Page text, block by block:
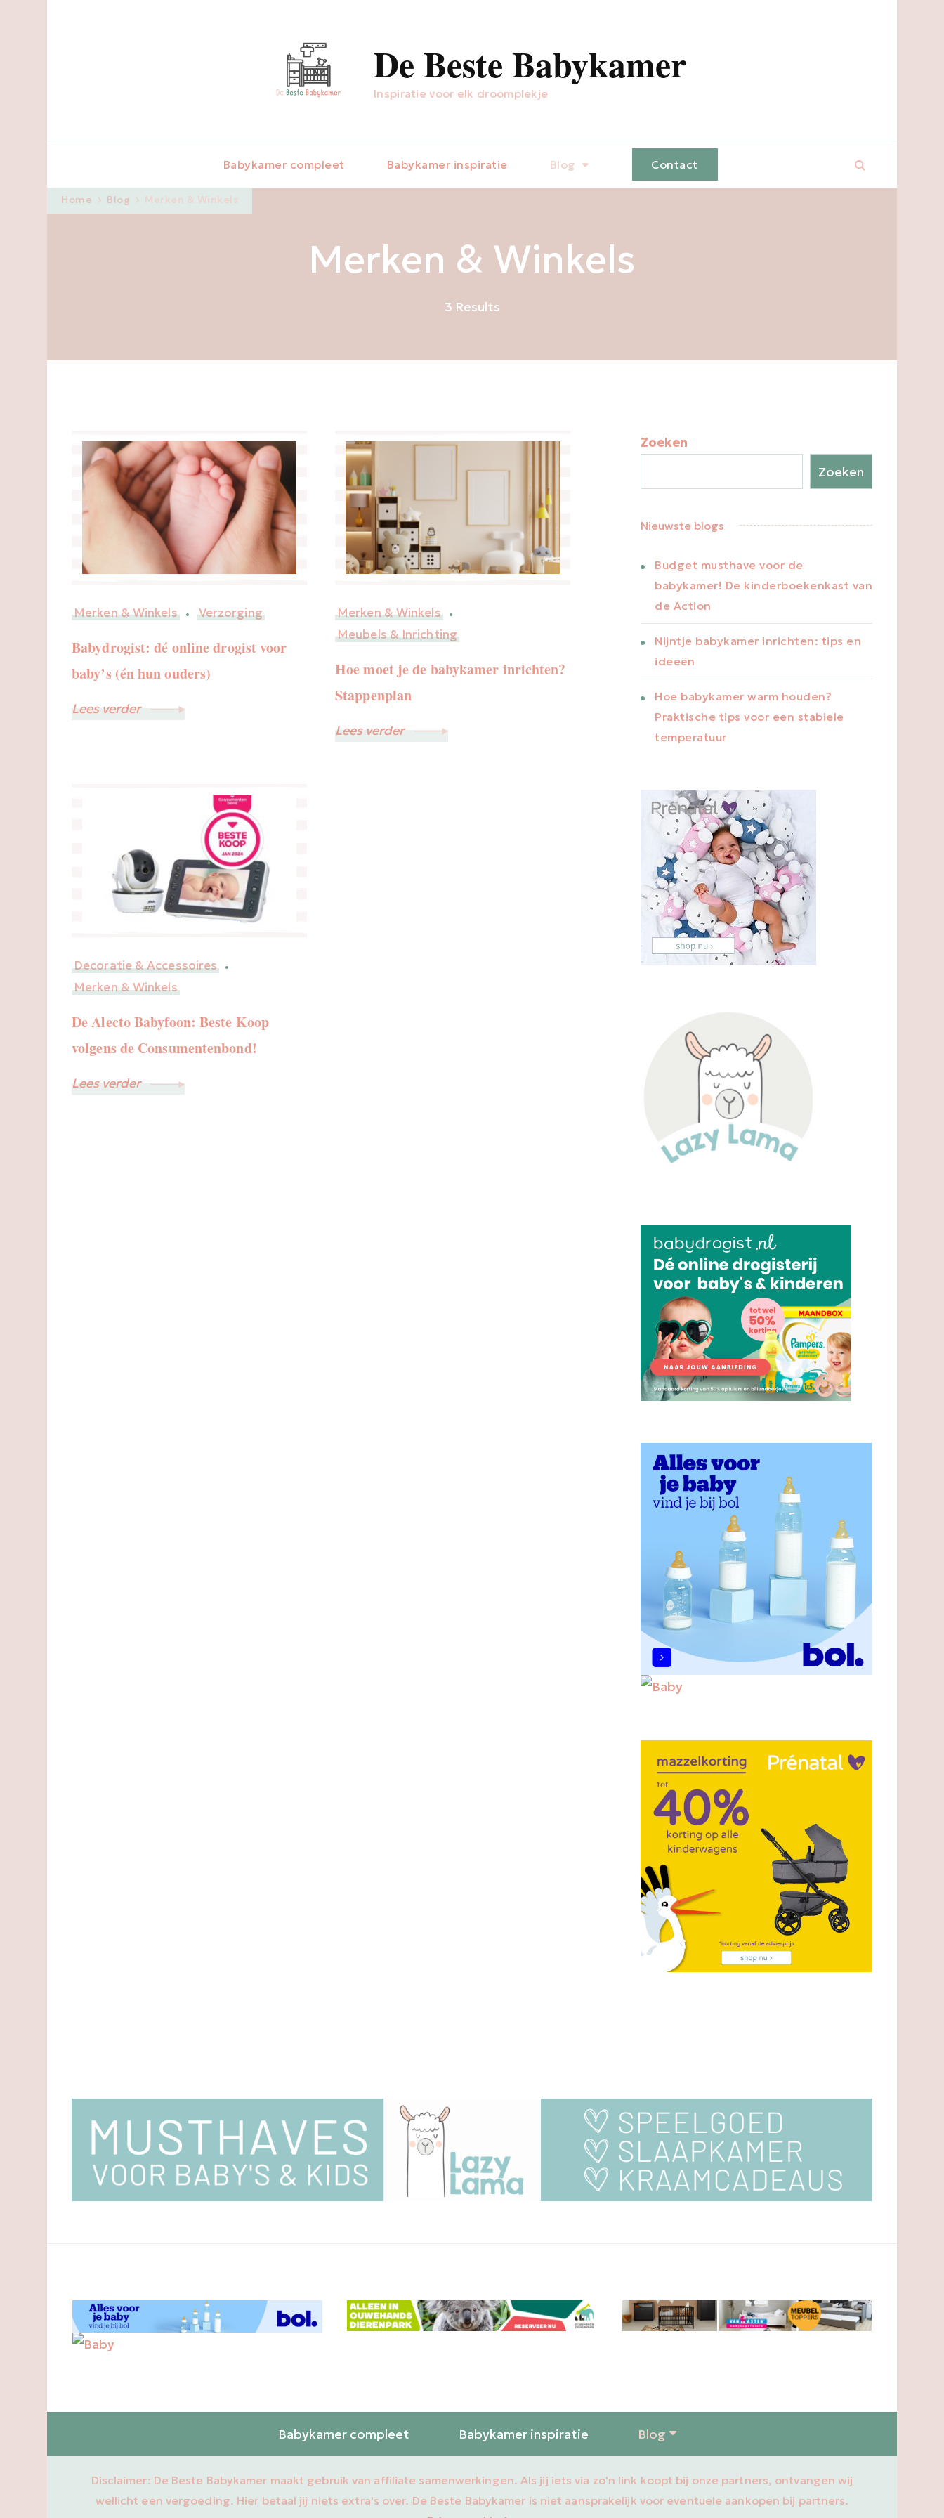
De Beste Babykamer
Inspiratie voor elk droomplekje
Babykamer compleet Babykamer inspiratie Blog Contact
Home Blog Merken & Winkels
Merken & Winkels
3 Results
Merken & Winkels Verzorging
Babydrogist: dé online drogist voor
baby’s (én hun ouders)
Lees verder
Merken & Winkels
Meubels & Inrichting
Hoe moet je de babykamer inrichten?
Stappenplan
Lees verder
Decoratie & Accessoires
Merken & Winkels
De Alecto Babyfoon: Beste Koop
volgens de Consumentenbond!
Lees verder
Zoeken
Zoeken
Nieuwste blogs
Budget musthave voor de
babykamer! De kinderboekenkast van
de Action
Nijntje babykamer inrichten: tips en
ideeën
Hoe babykamer warm houden?
Praktische tips voor een stabiele
temperatuur
Babykamer compleet Babykamer inspiratie Blog
Disclaimer: De Beste Babykamer maakt gebruik van affiliate samenwerkingen. Als jij iets via zo'n link koopt bij onze partners, ontvangen wij
wellicht een vergoeding. Hier betaal jij niets extra's over. De Beste Babykamer is niet aansprakelijk voor eventuele aankopen bij partners.